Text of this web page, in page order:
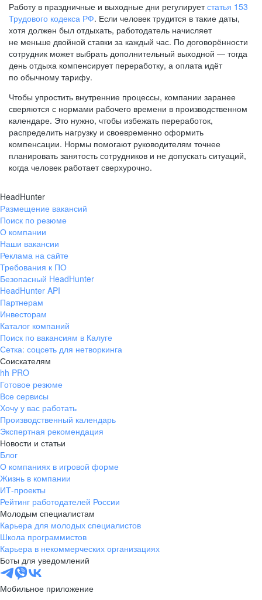
Работу в праздничные и выходные дни регулируетстатья 153
Трудового кодекса РФ. Если человек трудится в такие даты,
хотя должен был отдыхать, работодатель начисляет
не меньше двойной ставки за каждый час. По договорённости
сотрудник может выбрать дополнительный выходной — тогда
день отдыха компенсирует переработку, а оплата идёт
по обычному тарифу.
Чтобы упростить внутренние процессы, компании заранее
сверяются с нормами рабочего времени в производственном
календаре. Это нужно, чтобы избежать переработок,
распределить нагрузку и своевременно оформить
компенсации. Нормы помогают руководителям точнее
планировать занятость сотрудников и не допускать ситуаций,
когда человек работает сверхурочно.
HeadHunter
Размещение вакансий
Поиск по резюме
О компании
Наши вакансии
Реклама на сайте
Требования к ПО
Безопасный HeadHunter
HeadHunter API
Партнерам
Инвесторам
Каталог компаний
Поиск по вакансиям в Калуге
Сетка: соцсеть для нетворкинга
Соискателям
hh PRO
Готовое резюме
Все сервисы
Хочу у вас работать
Производственный календарь
Экспертная рекомендация
Новости и статьи
Блог
О компаниях в игровой форме
Жизнь в компании
ИТ-проекты
Рейтинг работодателей России
Молодым специалистам
Карьера для молодых специалистов
Школа программистов
Карьера в некоммерческих организациях
Боты для уведомлений
Мобильное приложение